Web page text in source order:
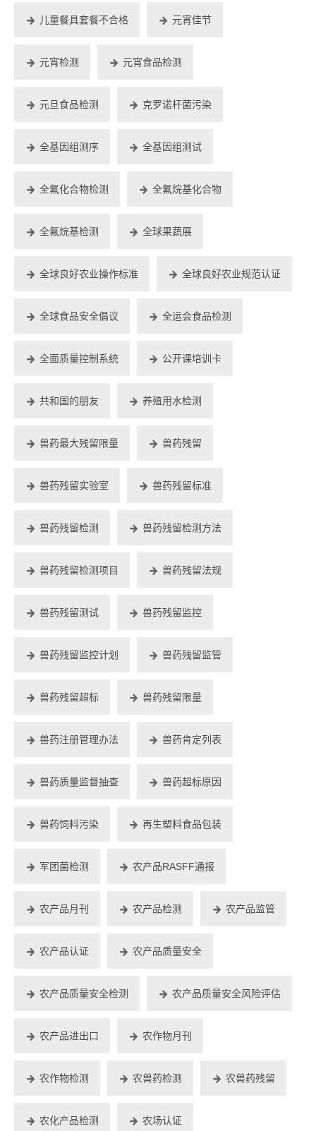
儿童餐具套餐不合格 元宵佳节
元宵检测 元宵食品检测
元旦食品检测 克罗诺杆菌污染
全基因组测序 全基因组测试
全氟化合物检测 全氟烷基化合物
全氟烷基检测 全球果蔬展
全球良好农业操作标准 全球良好农业规范认证
全球食品安全倡议 全运会食品检测
全面质量控制系统 公开课培训卡
共和国的朋友 养殖用水检测
兽药最大残留限量 兽药残留
兽药残留实验室 兽药残留标准
兽药残留检测 兽药残留检测方法
兽药残留检测项目 兽药残留法规
兽药残留测试 兽药残留监控
兽药残留监控计划 兽药残留监管
兽药残留超标 兽药残留限量
兽药注册管理办法 兽药肯定列表
兽药质量监督抽查 兽药超标原因
兽药饲料污染 再生塑料食品包装
军团菌检测 农产品RASFF通报
农产品月刊 农产品检测 农产品监管
农产品认证 农产品质量安全
农产品质量安全检测 农产品质量安全风险评估
农产品进出口 农作物月刊
农作物检测 农兽药检测 农兽药残留
农化产品检测 农场认证